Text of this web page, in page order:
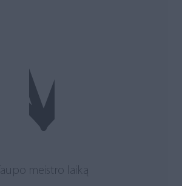
Taupo meistro laiką